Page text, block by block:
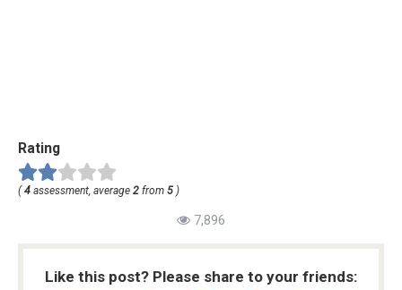
Rating
( 4 assessment, average 2 from 5 )
7,896
Like this post? Please share to your friends: